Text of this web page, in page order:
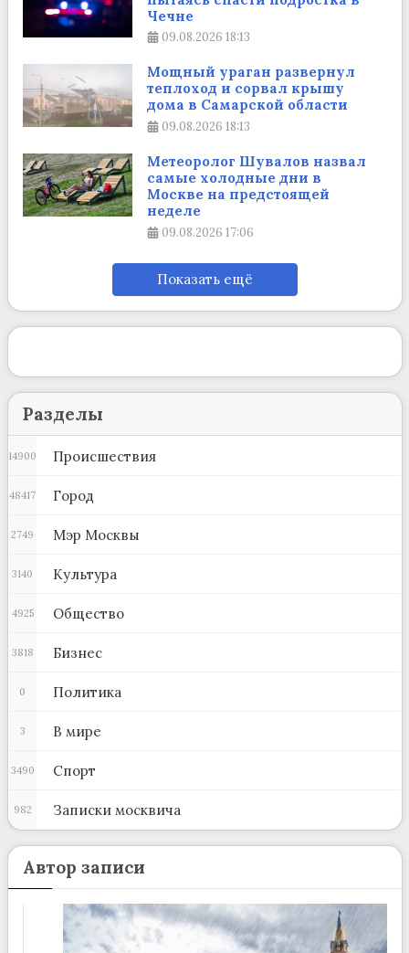
Чечне
09.08.2026 18:13
Мощный ураган развернул
теплоход и сорвал крышу
дома в Самарской области
09.08.2026 18:13
Метеоролог Шувалов назвал
самые холодные дни в
Москве на предстоящей
неделе
09.08.2026 17:06
Показать ещё
Разделы
Происшествия
14900
Город
48417
Мэр Москвы
2749
Культура
3140
Общество
4925
Бизнес
3818
Политика
0
В мире
3
Спорт
3490
Записки москвича
982
Автор записи